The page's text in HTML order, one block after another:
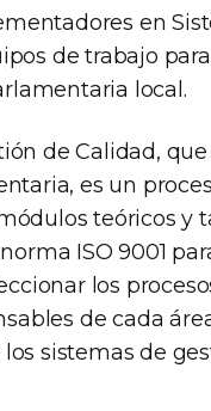
en
de trabajo
local.
de Calidad,
es un
teóricos y
ISO 9001
los
de cada
sistemas de